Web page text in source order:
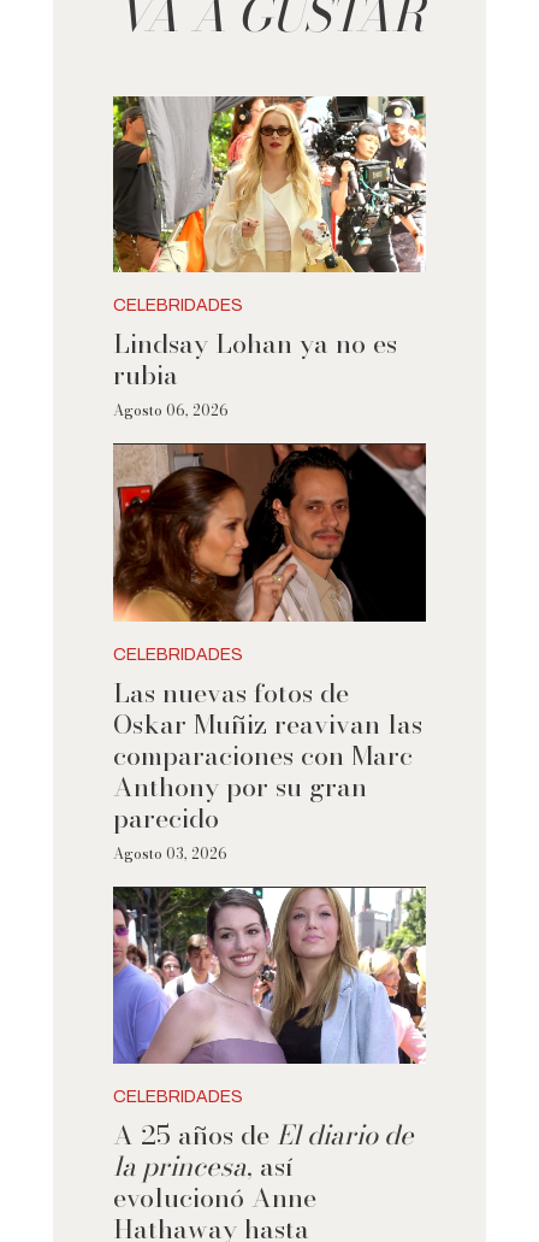
CELEBRIDADES
Lindsay Lohan ya no es
rubia
Agosto 06, 2026
CELEBRIDADES
Las nuevas fotos de
Oskar Muñiz reavivan las
comparaciones con Marc
Anthony por su gran
parecido
Agosto 03, 2026
CELEBRIDADES
A 25 años de El diario de
la princesa, así
evolucionó Anne
Hathaway hasta